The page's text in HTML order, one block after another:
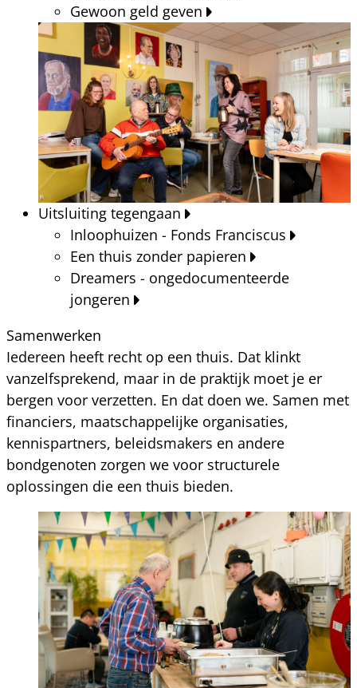
Gewoon geld geven
Uitsluiting tegengaan
Inloophuizen - Fonds Franciscus
Een thuis zonder papieren
Dreamers - ongedocumenteerde
jongeren
Samenwerken
Iedereen heeft recht op een thuis. Dat klinkt
vanzelfsprekend, maar in de praktijk moet je er
bergen voor verzetten. En dat doen we. Samen met
financiers, maatschappelijke organisaties,
kennispartners, beleidsmakers en andere
bondgenoten zorgen we voor structurele
oplossingen die een thuis bieden.